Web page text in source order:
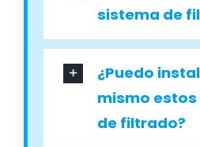
sistema de
¿Puedo
mismo
de filtrado?